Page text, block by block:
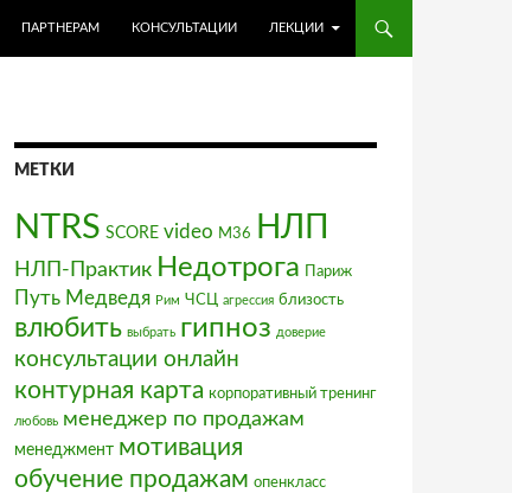
ПАРТНЕРАМ
КОНСУЛЬТАЦИИ ЛЕКЦИИ
МЕТКИ
NTRS SCORE video М36 НЛП
НЛП-Практик Недотрога Париж
Путь Медведя Рим ЧСЦ агрессия близость
влюбить выбрать гипноз доверие
консультации онлайн
контурная карта корпоративный тренинг
любовь менеджер по продажам
менеджмент мотивация
обучение продажам опенкласс